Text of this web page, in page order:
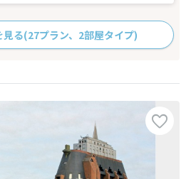
見る(27プラン、2部屋タイプ)